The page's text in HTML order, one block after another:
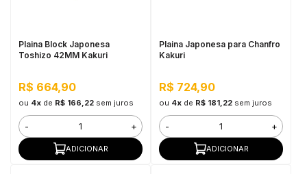
Plaina Block Japonesa
Toshizo 42MM Kakuri
R$ 664,90
ou 4xde R$ 166,22 sem juros
- +
ADICIONAR
Plaina Japonesa para Chanfro
Kakuri
R$ 724,90
ou 4xde R$ 181,22 sem juros
- +
ADICIONAR